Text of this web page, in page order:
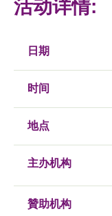
活动详情:
日期
时间
地点
主办机构
贊助机构